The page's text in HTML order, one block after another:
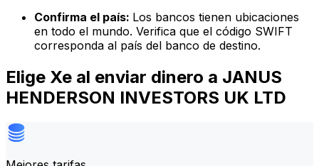
Confirma el país: Los bancos tienen ubicaciones
en todo el mundo. Verifica que el código SWIFT
corresponda al país del banco de destino.
Elige Xe al enviar dinero a JANUS
HENDERSON INVESTORS UK LTD